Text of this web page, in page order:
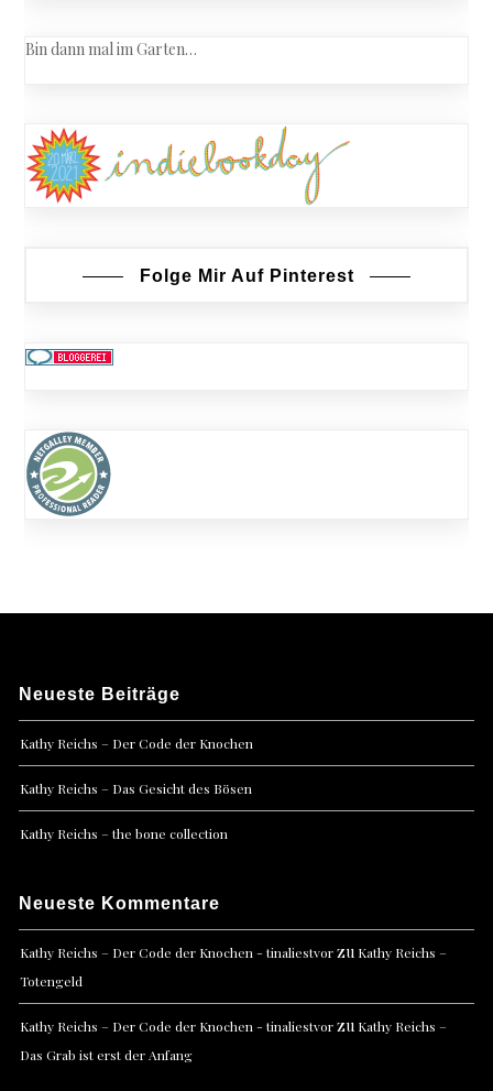
Bin dann mal im Garten…
Folge Mir Auf Pinterest
Neueste Beiträge
Kathy Reichs – Der Code der Knochen
Kathy Reichs – Das Gesicht des Bösen
Kathy Reichs – the bone collection
Neueste Kommentare
Kathy Reichs – Der Code der Knochen - tinaliestvorzu Kathy Reichs –
Totengeld
Kathy Reichs – Der Code der Knochen - tinaliestvorzu Kathy Reichs –
Das Grab ist erst der Anfang